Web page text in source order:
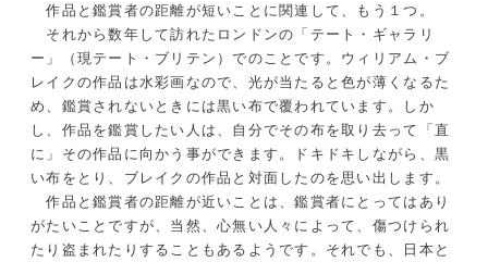
作品と鑑賞者の距離が短いことに関連して、もう１つ。
それから数年して訪れたロンドンの「テート・ギャラリ
ー」（現テート・ブリテン）でのことです。ウィリアム・ブ
レイクの作品は水彩画なので、光が当たると色が薄くなるた
め、鑑賞されないときには黒い布で覆われています。しか
し、作品を鑑賞したい人は、自分でその布を取り去って「直
に」その作品に向かう事ができます。ドキドキしながら、黒
い布をとり、ブレイクの作品と対面したのを思い出します。
作品と鑑賞者の距離が近いことは、鑑賞者にとってはあり
がたいことですが、当然、心無い人々によって、傷つけられ
たり盗まれたりすることもあるようです。それでも、日本と